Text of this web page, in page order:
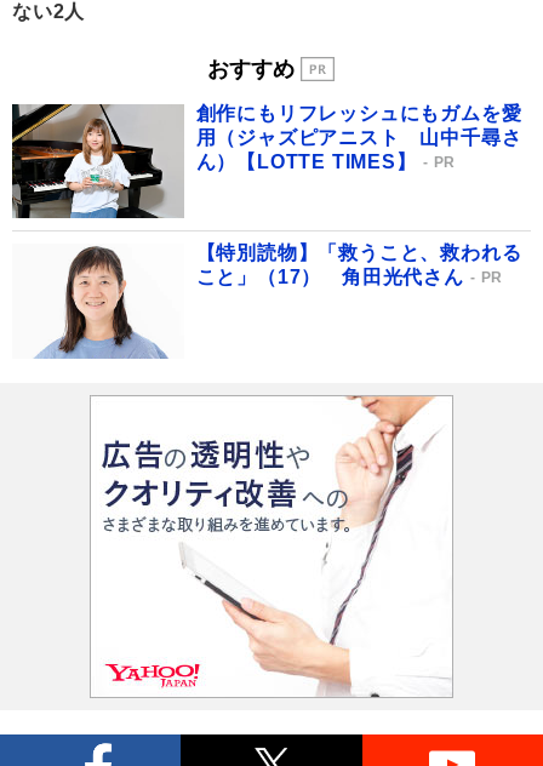
ない2人
おすすめ
創作にもリフレッシュにもガムを愛
用（ジャズピアニスト 山中千尋さ
ん）【LOTTE TIMES】
PR
【特別読物】「救うこと、救われる
こと」（17） 角田光代さん
PR